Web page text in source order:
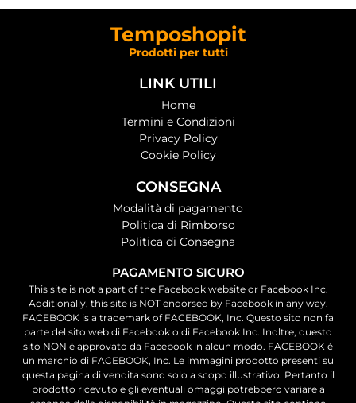
Temposhopit
Prodotti per tutti
LINK UTILI
Home
Termini e Condizioni
Privacy Policy
Cookie Policy
CONSEGNA
Modalità di pagamento
Politica di Rimborso
Politica di Consegna
PAGAMENTO SICURO
This site is not a part of the Facebook website or Facebook Inc.
Additionally, this site is NOT endorsed by Facebook in any way.
FACEBOOK is a trademark of FACEBOOK, Inc. Questo sito non fa
parte del sito web di Facebook o di Facebook Inc. Inoltre, questo
sito NON è approvato da Facebook in alcun modo. FACEBOOK è
un marchio di FACEBOOK, Inc. Le immagini prodotto presenti su
questa pagina di vendita sono solo a scopo illustrativo. Pertanto il
prodotto ricevuto e gli eventuali omaggi potrebbero variare a